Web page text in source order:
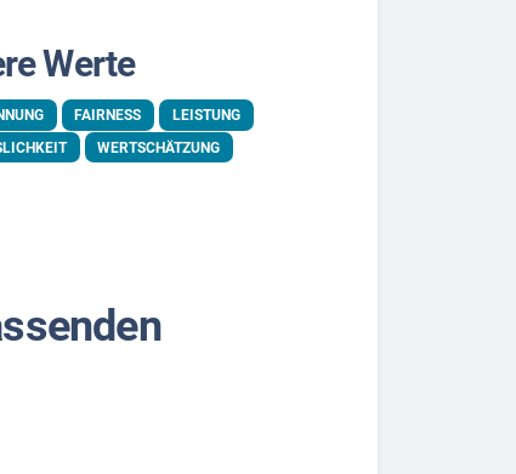
Werte
FAIRNESS
LEISTUNG
WERTSCHÄTZUNG